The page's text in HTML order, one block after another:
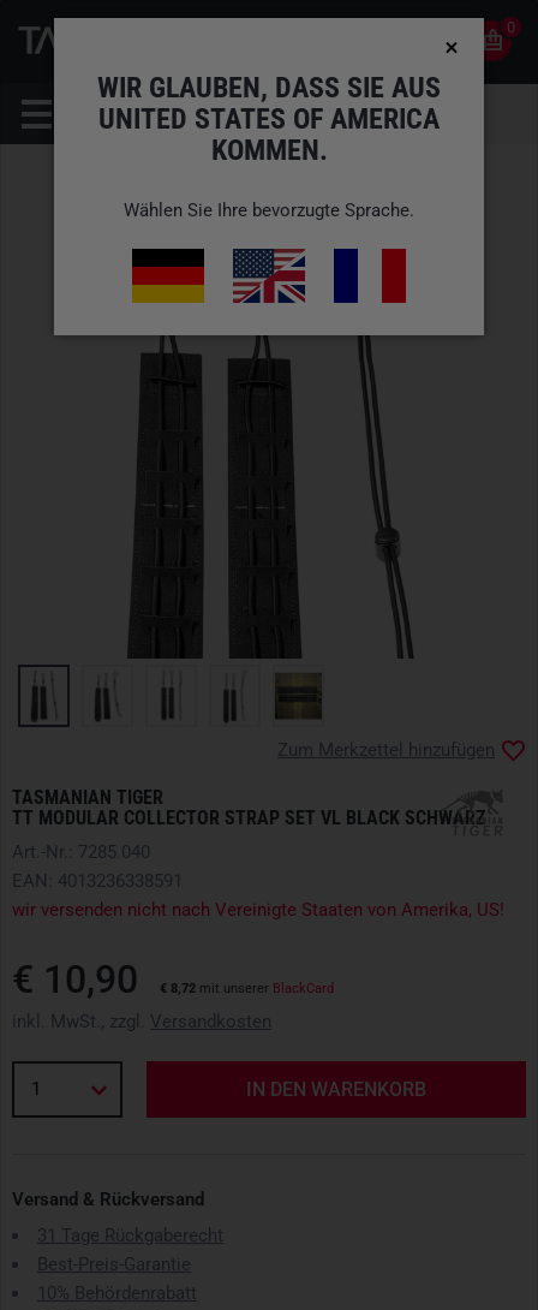
0
TASMANIAN TIGER
TT MODULAR COLLECTOR STRAP SET VL BLACK SCHWARZ
Zum Merkzettel hinzufügen
Art.-Nr.: 7285.040
EAN: 4013236338591
wir versenden nicht nach Vereinigte Staaten von Amerika, US!
€ 10,90 € 8,72 mit unserer BlackCard
inkl. MwSt., zzgl. Versandkosten
1 IN DEN WARENKORB
Versand & Rückversand
31 Tage Rückgaberecht
Best-Preis-Garantie
10% Behördenrabatt
WIR GLAUBEN, DASS SIE AUS
UNITED STATES OF AMERICA
KOMMEN.
Wählen Sie Ihre bevorzugte Sprache.